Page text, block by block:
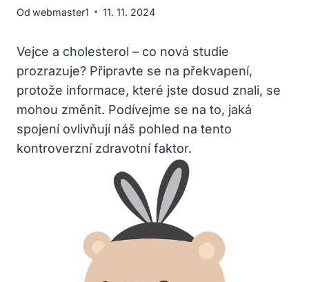
Od webmaster1 11. 11. 2024
Vejce a cholesterol – co nová studie
prozrazuje? Připravte se na překvapení,
protože informace, které jste dosud znali, se
mohou změnit. Podívejme se na to, jaká
spojení ovlivňují náš pohled na tento
kontroverzní zdravotní faktor.